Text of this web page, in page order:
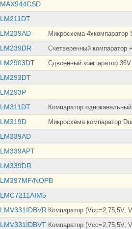
Push-Pull
Rail
TTL
MAX944CSD
LM211DT
LM239AD
Микросхема 4хкомпаратор
LM239DR Счетверенный компаратор
LM2903DT Сдвоенный компаратор
LM293DT
LM293P
LM311DT
Компаратор
LM319D Микросхема компаратор
LM339AD
LM339APT
LM339DR
LM397MF/NOPB
LMC7211AIM5
LMV331IDBVR Компаратор (Vcc=2,75,5V,
LMV331IDBVT Компаратор (Vcc=2,75,5V,